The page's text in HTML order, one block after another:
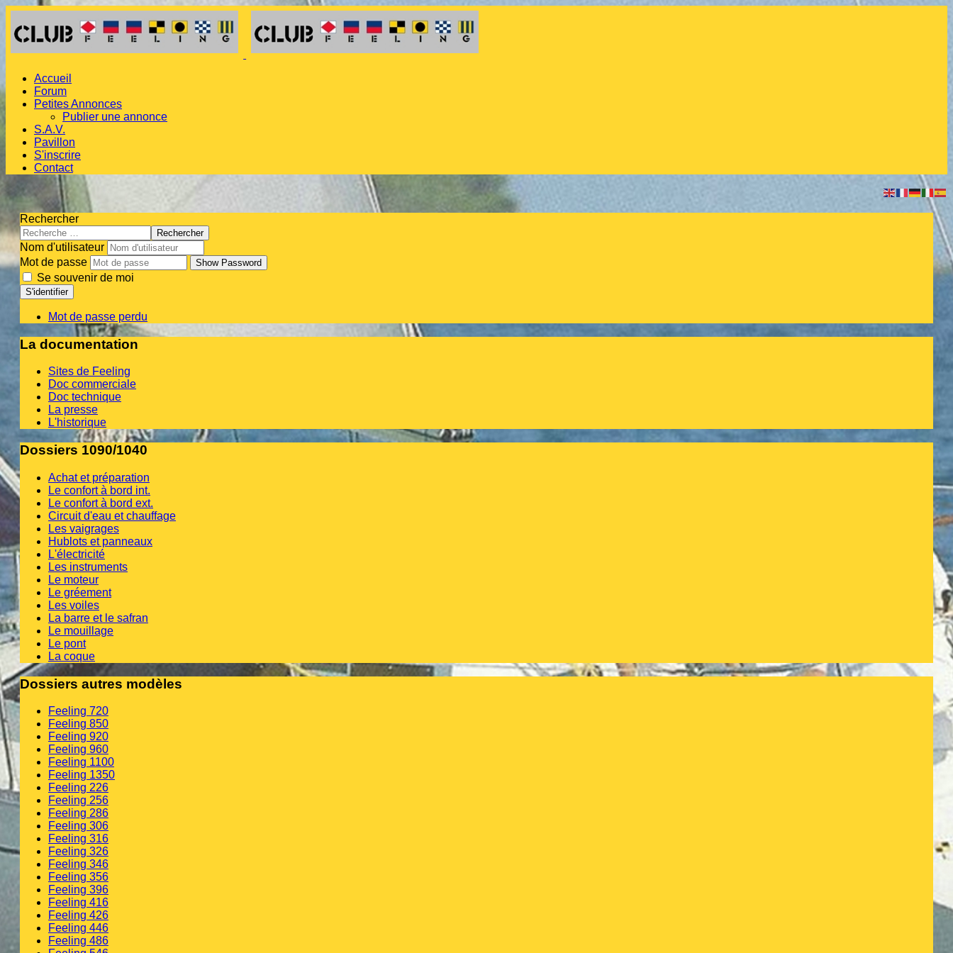
Accueil
Forum
Petites Annonces
Publier une annonce
S.A.V.
Pavillon
S'inscrire
Contact
Rechercher
Rechercher
Nom d'utilisateur
Mot de passe
Show Password
Se souvenir de moi
S'identifier
Mot de passe perdu
La documentation
Sites de Feeling
Doc commerciale
Doc technique
La presse
L'historique
Dossiers 1090/1040
Achat et préparation
Le confort à bord int.
Le confort à bord ext.
Circuit d'eau et chauffage
Les vaigrages
Hublots et panneaux
L'électricité
Les instruments
Le moteur
Le gréement
Les voiles
La barre et le safran
Le mouillage
Le pont
La coque
Dossiers autres modèles
Feeling 720
Feeling 850
Feeling 920
Feeling 960
Feeling 1100
Feeling 1350
Feeling 226
Feeling 256
Feeling 286
Feeling 306
Feeling 316
Feeling 326
Feeling 346
Feeling 356
Feeling 396
Feeling 416
Feeling 426
Feeling 446
Feeling 486